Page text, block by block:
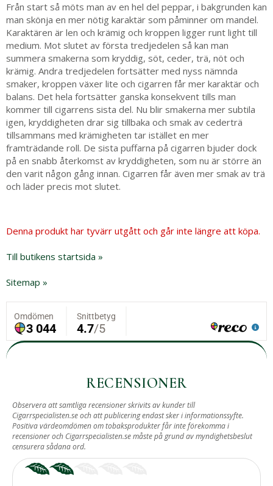
Från start så möts man av en hel del peppar, i bakgrunden kan
man skönja en mer nötig karaktär som påminner om mandel.
Karaktären är len och krämig och kroppen ligger runt light till
medium. Mot slutet av första tredjedelen så kan man
summera smakerna som kryddig, söt, ceder, trä, nöt och
krämig. Andra tredjedelen fortsätter med nyss nämnda
smaker, kroppen växer lite och cigarren får mer karaktär och
balans. Det hela fortsätter ganska konsekvent tills man
kommer till cigarrens sista del. Nu blir smakerna mer subtila
igen, kryddigheten drar sig tillbaka och smak av cederträ
tillsammans med krämigheten tar istället en mer
framträdande roll. De sista puffarna på cigarren bjuder dock
på en snabb återkomst av kryddigheten, som nu är större än
den varit någon gång innan. Cigarren får även mer smak av trä
och läder precis mot slutet.
Denna produkt har tyvärr utgått och går inte längre att köpa.
Till butikens startsida »
Sitemap »
RECENSIONER
Observera att samtliga recensioner skrivits av kunder till
Cigarrspecialisten.se och att publicering endast sker i informationssyfte.
Positiva värdeomdömen om tobaksprodukter får inte förekomma i
recensioner och Cigarrspecialisten.se måste på grund av myndighetsbeslut
censurera sådana ord.